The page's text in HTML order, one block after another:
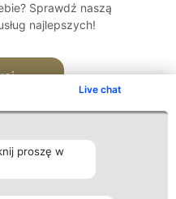
Live chat
proszę w
Sprawdź naszą
najlepszych!
Kontakt